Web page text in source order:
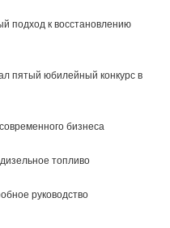
подход к восстановлению
пятый юбилейный конкурс в
бизнеса
топливо
руководство